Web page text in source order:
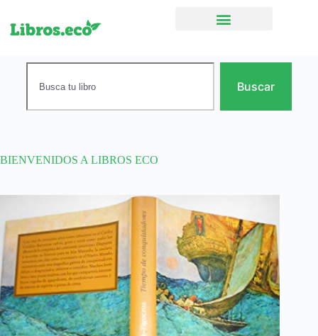
Buscar
BIENVENIDOS A LIBROS ECO